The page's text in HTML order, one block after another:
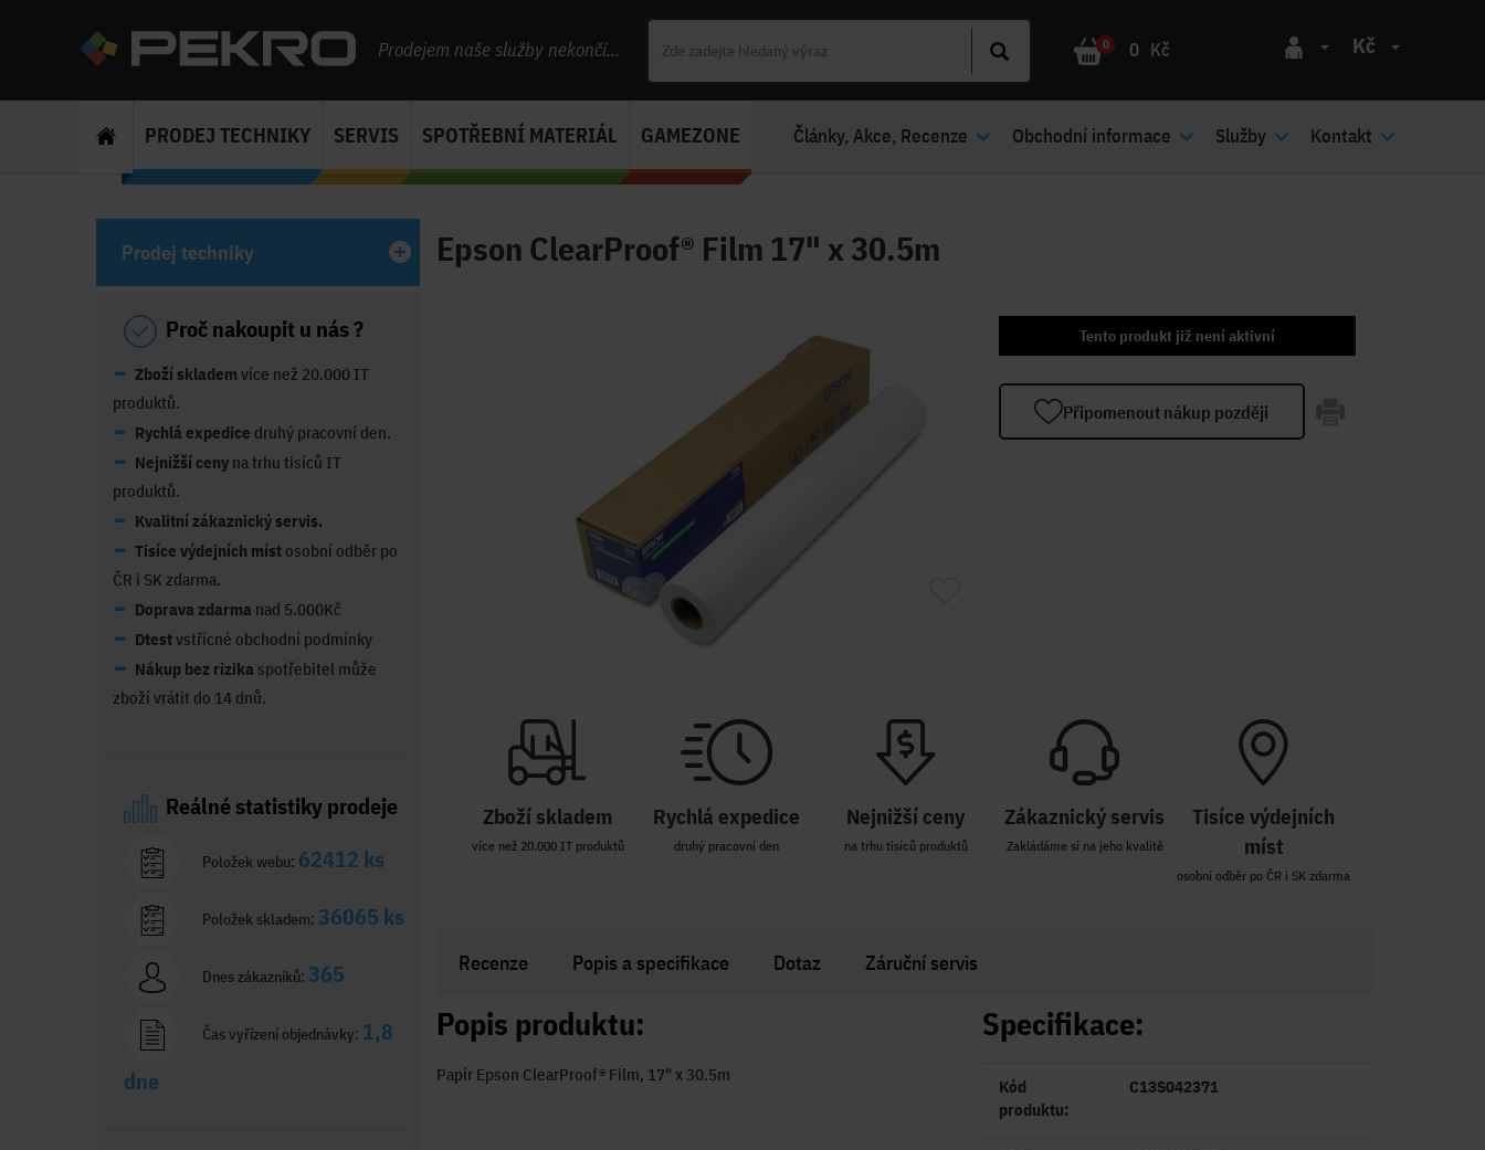
Prodejem naše služby nekončí... 0 0 Kč Kč
PRODEJ TECHNIKY SERVIS SPOTŘEBNÍ MATERIÁL GAMEZONE Články, Akce, Recenze Obchodní informace Služby Kontakt
Epson ClearProof® Film 17" x 30.5m
Tento produkt již není aktivní
Připomenout nákup později
Zboží skladem
více než 20.000 IT produktů
Rychlá expedice
druhý pracovní den
Nejnižší ceny
na trhu tisíců produktů
Zákaznický servis
Zakládáme si na jeho kvalitě
Tisíce výdejních
míst
osobní odběr po ČR i SK zdarma
Recenze Popis a specifikace Dotaz Záruční servis
Popis produktu:
Papír Epson ClearProof® Film, 17" x 30.5m
Specifikace:
Kód
produktu:
C13S042371
Prodej techniky
Proč nakoupit u nás ?
Zboží skladem více než 20.000 IT
produktů.
Rychlá expedice druhý pracovní den.
Nejnižší ceny na trhu tisíců IT
produktů.
Kvalitní zákaznický servis.
Tisíce výdejních míst osobní odběr po
ČR i SK zdarma.
Doprava zdarma nad 5.000Kč
Dtestvstřícné obchodní podmínky
Nákup bez rizika spotřebitel může
zboží vrátit do 14 dnů.
Reálné statistiky prodeje
Položek webu: 62412 ks
Položek skladem: 36065 ks
Dnes zákazníků: 365
Čas vyřízení objednávky: 1,8
dne